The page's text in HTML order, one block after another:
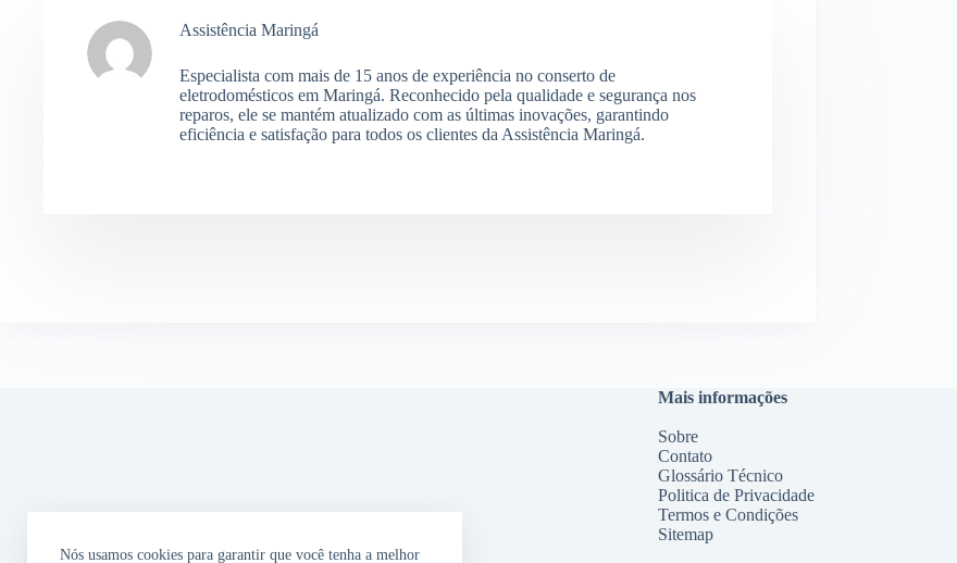
Nós usamos cookies para garantir que você tenha a melhor
Assistência Maringá
Especialista com mais de 15 anos de experiência no conserto de
eletrodomésticos em Maringá. Reconhecido pela qualidade e segurança nos
reparos, ele se mantém atualizado com as últimas inovações, garantindo
eficiência e satisfação para todos os clientes da Assistência Maringá.
Mais informações
Sobre
Contato
Glossário Técnico
Politica de Privacidade
Termos e Condições
Sitemap